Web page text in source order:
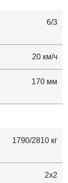
6/3
20 км/ч
170 мм
1790/2810 кг
2х2